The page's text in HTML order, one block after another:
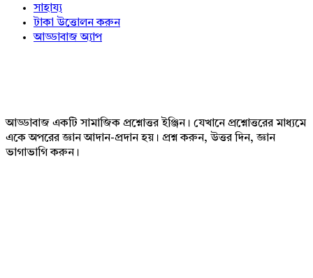
সাহায্য
টাকা উত্তোলন করুন
আড্ডাবাজ অ্যাপ
আড্ডাবাজ একটি সামাজিক প্রশ্নোত্তর ইঞ্জিন। যেখানে প্রশ্নোত্তরের মাধ্যমে
একে অপরের জ্ঞান আদান-প্রদান হয়। প্রশ্ন করুন, উত্তর দিন, জ্ঞান
ভাগাভাগি করুন।